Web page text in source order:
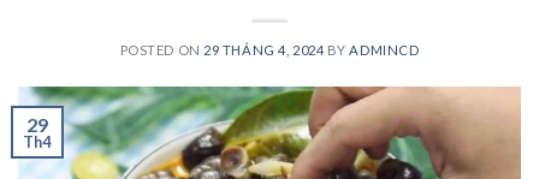
POSTED ON 29 THÁNG 4, 2024 BY ADMINCD
29
Th4